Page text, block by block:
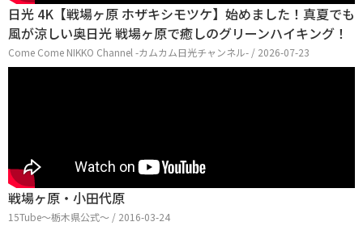
日光 4K【戦場ヶ原 ホザキシモツケ】始めました！真夏でも
風が涼しい奥日光 戦場ヶ原で癒しのグリーンハイキング！
Come Come NIKKO Channel -カムカム日光チャンネル- / 2026-07-23
戦場ヶ原・小田代原
15Tube〜栃木県公式〜 / 2016-03-24